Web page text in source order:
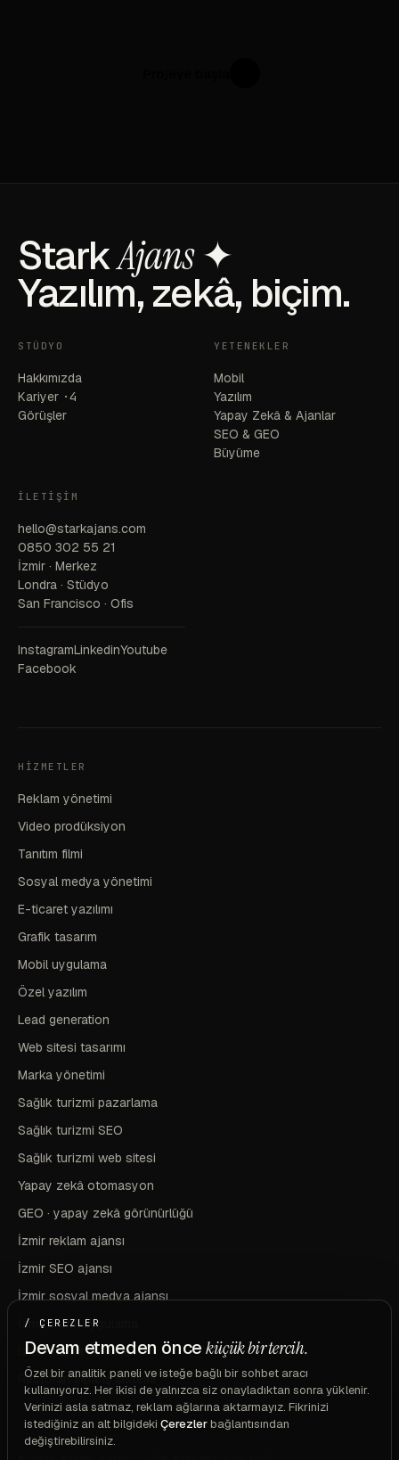
StarkAjans✦
Yazılım, zekâ, biçim.
STÜDYO
Hakkımızda
Kariyer ·4
Görüşler
YETENEKLER
Mobil
Yazılım
Yapay Zekâ & Ajanlar
SEO & GEO
Büyüme
İLETIŞIM
hello@starkajans.com
0850 302 55 21
İzmir · Merkez
Londra · Stüdyo
San Francisco · Ofis
InstagramLinkedinYoutube
Facebook
HIZMETLER
Reklam yönetimi
Video prodüksiyon
Tanıtım filmi
Sosyal medya yönetimi
E-ticaret yazılımı
Grafik tasarım
Mobil uygulama
Özel yazılım
Lead generation
Web sitesi tasarımı
Marka yönetimi
Sağlık turizmi pazarlama
Sağlık turizmi SEO
Sağlık turizmi web sitesi
Yapay zekâ otomasyon
GEO · yapay zekâ görünürlüğü
İzmir reklam ajansı
İzmir SEO ajansı
İzmir sosyal medya ajansı
İzmir mobil uygulama
İzmir marka ve kimlik
Restoran sipariş sistemi
/ ÇEREZLER
Devam etmeden önceküçük bir tercih.
Özel bir analitik paneli ve isteğe bağlı bir sohbet aracı
kullanıyoruz. Her ikisi de yalnızca siz onayladıktan sonra yüklenir.
Verinizi asla satmaz, reklam ağlarına aktarmayız. Fikrinizi
istediğiniz an alt bilgideki Çerezlerbağlantısından
değiştirebilirsiniz.